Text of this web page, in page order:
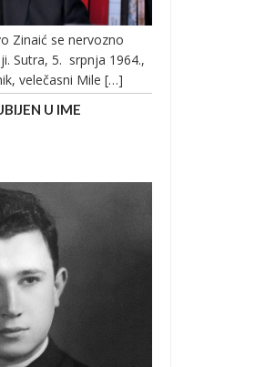
Zinaić se nervozno
Sutra, 5. srpnja 1964.,
velečasni Mile […]
U IME